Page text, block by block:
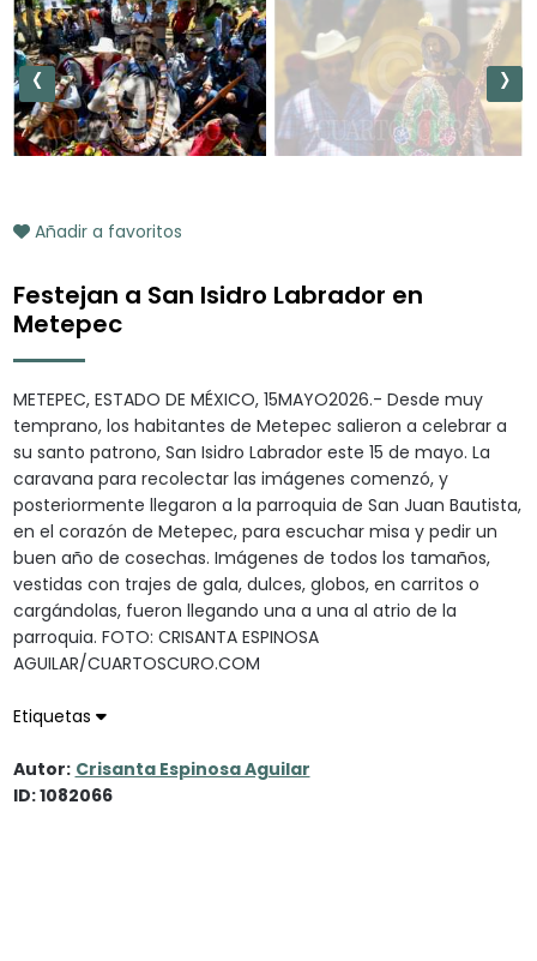
‹ ›
Añadir a favoritos
Festejan a San Isidro Labrador en
Metepec
METEPEC, ESTADO DE MÉXICO, 15MAYO2026.- Desde muy
temprano, los habitantes de Metepec salieron a celebrar a
su santo patrono, San Isidro Labrador este 15 de mayo. La
caravana para recolectar las imágenes comenzó, y
posteriormente llegaron a la parroquia de San Juan Bautista,
en el corazón de Metepec, para escuchar misa y pedir un
buen año de cosechas. Imágenes de todos los tamaños,
vestidas con trajes de gala, dulces, globos, en carritos o
cargándolas, fueron llegando una a una al atrio de la
parroquia. FOTO: CRISANTA ESPINOSA
AGUILAR/CUARTOSCURO.COM
Etiquetas
Autor: Crisanta Espinosa Aguilar
ID: 1082066